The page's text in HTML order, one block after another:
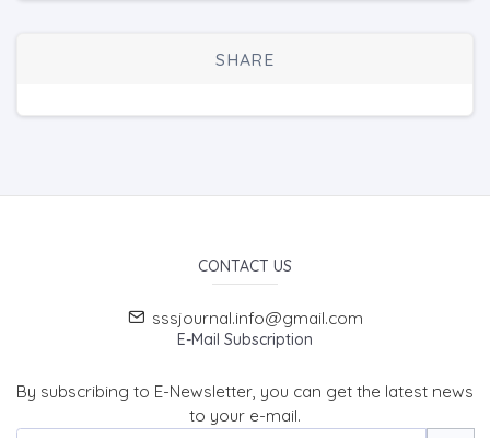
SHARE
CONTACT US
sssjournal.info@gmail.com
E-Mail Subscription
By subscribing to E-Newsletter, you can get the latest news
to your e-mail.